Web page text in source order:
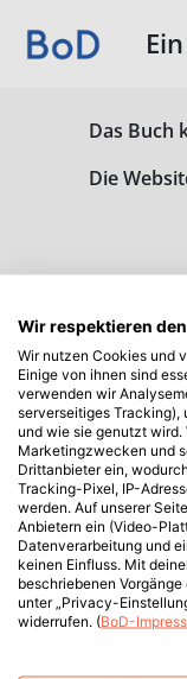
Das Buch
Die
Wir respektieren
Wir nutzen Cookies und
Einige von ihnen sind
verwenden wir
serverseitiges Tracking),
und wie sie genutzt
Marketingzwecken und
Drittanbieter ein,
Tracking-Pixel, IP-
werden. Auf unserer
Anbietern ein (Video-
Datenverarbeitung und
keinen Einfluss. Mit
beschriebenen
unter „Privacy-
widerrufen. (BoD-